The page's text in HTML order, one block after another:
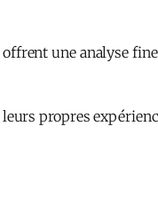
une analyse
propres